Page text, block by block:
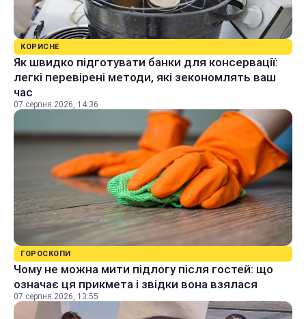
КОРИСНЕ
Як швидко підготувати банки для консервації:
легкі перевірені методи, які зекономлять ваш
час
07 серпня 2026, 14:36
ГОРОСКОПИ
Чому не можна мити підлогу після гостей: що
означає ця прикмета і звідки вона взялася
07 серпня 2026, 13:55